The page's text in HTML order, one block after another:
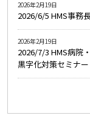
2026/6/5 HMS事務
2026年2月19日
2026/7/3 HMS病院
黒字化対策セミナー
2026年2月19日